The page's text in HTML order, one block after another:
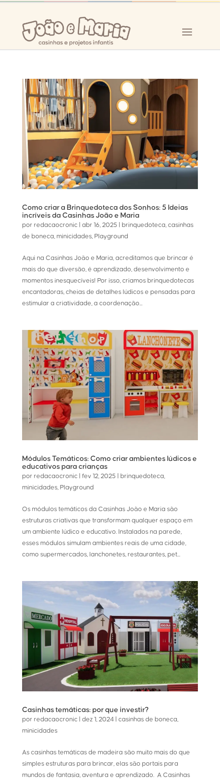
Como criar a Brinquedoteca dos Sonhos: 5 Ideias
incríveis da Casinhas João e Maria
por redacaocronic abr 16, 2025 brinquedoteca casinhas
de boneca minicidades, Playground
Aqui na Casinhas João e Maria, acreditamos que brincar é
mais do que diversão, é aprendizado, desenvolvimento e
momentos inesquecíveis! Por isso, criamos brinquedotecas
encantadoras, cheias de detalhes lúdicos e pensadas para
estimular a criatividade, a coordenação...
Módulos Temáticos: Como criar ambientes lúdicos e
educativos para crianças
por redacaocronic fev 12, 2025 brinquedoteca
minicidades, Playground
Os módulos temáticos da Casinhas João e Maria são
estruturas criativas que transformam qualquer espaço em
um ambiente lúdico e educativo. Instalados na parede,
esses módulos simulam ambientes reais de uma cidade,
como supermercados, lanchonetes, restaurantes, pet...
Casinhas temáticas: por que investir?
por redacaocronic dez 1, 2024| casinhas de boneca
minicidades
As casinhas temáticas de madeira são muito mais do que
simples estruturas para brincar, elas são portais para
mundos de fantasia, aventura e aprendizado. A Casinhas